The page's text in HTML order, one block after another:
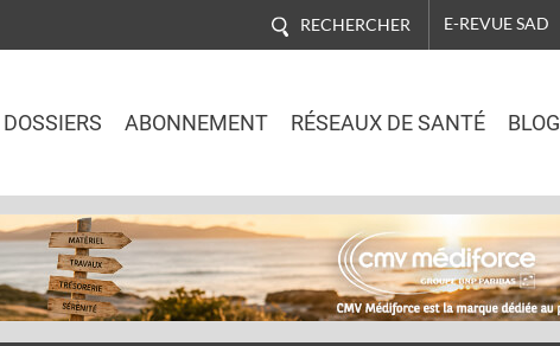
RECHERCHER E-REVUE SAD
DOSSIERS ABONNEMENT RÉSEAUX DE SANTÉ BLOG